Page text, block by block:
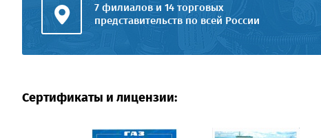
7 филиалов и 14 торговых
представительств по всей России
Сертификаты и лицензии: